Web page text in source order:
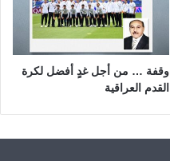
وقفة … من أجل غدٍ أفضل لكرة
القدم العراقية